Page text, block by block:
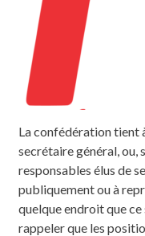
La confédération tient
secrétaire général, ou,
responsables élus de
publiquement ou à
quelque endroit que
rappeler que les